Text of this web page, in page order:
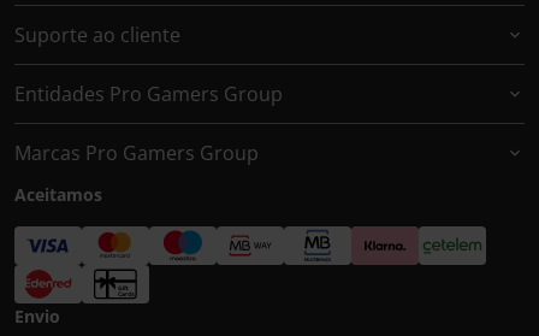
Suporte ao cliente
Entidades Pro Gamers Group
Marcas Pro Gamers Group
Aceitamos
Envio